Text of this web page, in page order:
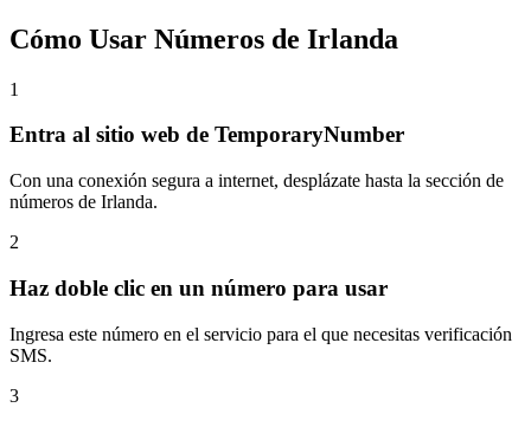
Cómo Usar Números de Irlanda
1
Entra al sitio web de TemporaryNumber
Con una conexión segura a internet, desplázate hasta la sección de
números de Irlanda.
2
Haz doble clic en un número para usar
Ingresa este número en el servicio para el que necesitas verificación
SMS.
3